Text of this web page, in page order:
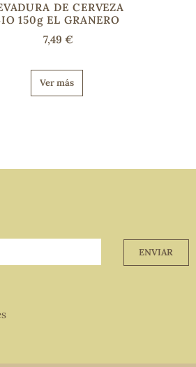
DE CERVEZA
150g EL GRANERO
7,49 €
Ver más
ENVIAR